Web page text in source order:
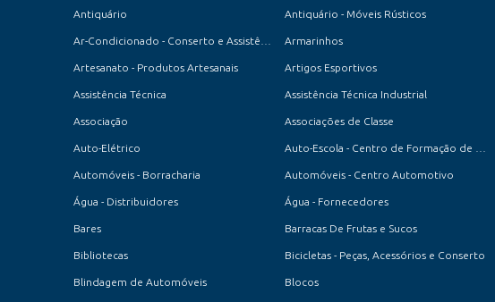
Antiquário Antiquário - Móveis Rústicos
Armarinhos
Artesanato - Produtos Artesanais Artigos Esportivos
Assistência Técnica Assistência Técnica Industrial
Associação Associações de Classe
Auto-Elétrico
Automóveis - Borracharia Automóveis - Centro Automotivo
Água - Distribuidores Água - Fornecedores
Bares Barracas De Frutas e Sucos
Bibliotecas Bicicletas - Peças, Acessórios e Conserto
Blindagem de Automóveis Blocos